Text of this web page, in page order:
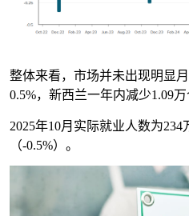
整体来看，市场并未出现明显
0.5%，新西兰一年内减少1.09万
2025年10月实际就业人数为
（-0.5%）。